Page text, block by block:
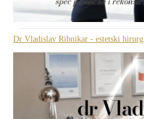
Dr Vladislav Ribnikar - estetski hirurg